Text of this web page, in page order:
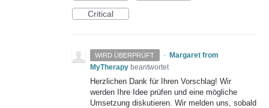
Critical
WIRD ÜBERPRÜFT · Margaret from
MyTherapy beantwortet
Herzlichen Dank für Ihren Vorschlag! Wir
werden Ihre Idee prüfen und eine mögliche
Umsetzung diskutieren. Wir melden uns, sobald